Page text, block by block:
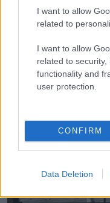
I want to allow
related to
I want to allow
related to
functionality and
user protection.
CONFIRM
Data Deletion
További